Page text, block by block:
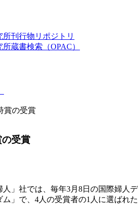
刊行物リポジトリ
蔵書検索（OPAC）
賞の受賞
の受賞
」社では、毎年3月8日の国際婦人
ム」で、4人の受賞者の1人に選ばれ